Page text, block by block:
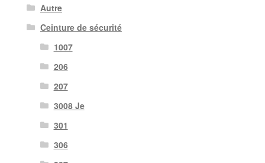
Autre
Ceinture de sécurité
1007
206
207
3008 Je
301
306